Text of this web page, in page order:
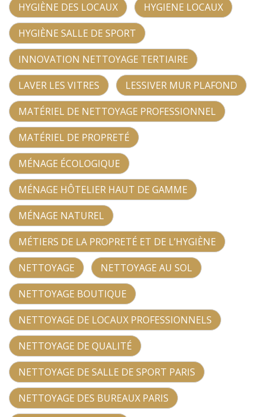
HYGIÈNE DES LOCAUX
HYGIENE LOCAUX
HYGIÈNE SALLE DE SPORT
INNOVATION NETTOYAGE TERTIAIRE
LAVER LES VITRES
LESSIVER MUR PLAFOND
MATÉRIEL DE NETTOYAGE PROFESSIONNEL
MATÉRIEL DE PROPRETÉ
MÉNAGE ÉCOLOGIQUE
MÉNAGE HÔTELIER HAUT DE GAMME
MÉNAGE NATUREL
MÉTIERS DE LA PROPRETÉ ET DE L’HYGIÈNE
NETTOYAGE
NETTOYAGE AU SOL
NETTOYAGE BOUTIQUE
NETTOYAGE DE LOCAUX PROFESSIONNELS
NETTOYAGE DE QUALITÉ
NETTOYAGE DE SALLE DE SPORT PARIS
NETTOYAGE DES BUREAUX PARIS